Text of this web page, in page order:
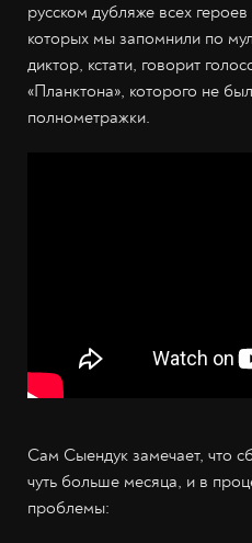
русском дубляже всех
которых мы запомнили по
диктор, кстати, говорит
«Планктона», которого не
полнометражки.
Сам Сыендук замечает, что
чуть больше месяца, и в
проблемы: